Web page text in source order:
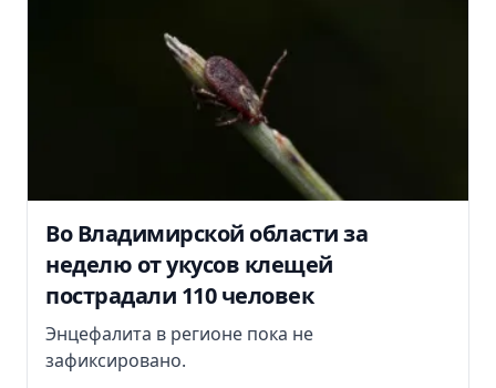
Во Владимирской области за
неделю от укусов клещей
пострадали 110 человек
Энцефалита в регионе пока не
зафиксировано.